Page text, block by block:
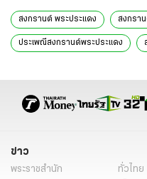
สงกรานต์ พระประแดง สงกรา
ประเพณีสงกรานต์พระประแดง
ข่าว
พระราชสำนัก ทั่วไทย